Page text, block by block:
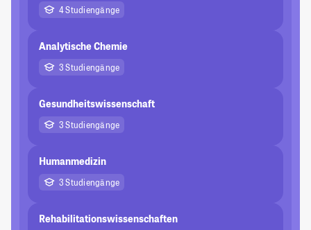
4 Studiengänge
Analytische Chemie
3 Studiengänge
Gesundheitswissenschaft
3 Studiengänge
Humanmedizin
3 Studiengänge
Rehabilitationswissenschaften